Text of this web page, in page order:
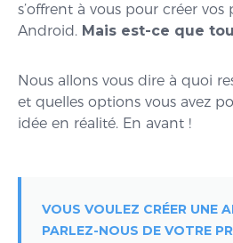
s’offrent à vous pour créer
Android. Mais est-ce que
Nous allons vous dire à quoi
et quelles options vous avez
idée en réalité. En avant !
VOUS VOULEZ CRÉER UNE
PARLEZ-NOUS DE VOTRE